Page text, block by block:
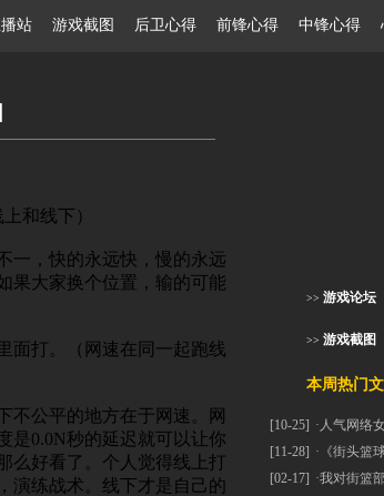
站 游戏截图 后卫心得 前锋心得 中锋心得
和线下）
一，快的永远快，慢的永远
果大家换个位置，输的可能
面打。（网速在同一起跑线
不公平的地方在于网速。网
是0.0N秒的延迟就可以让你
好看了。个人觉得线上打
演练战术。线下才是自己的
>> 游戏论坛
>> 游戏截图
本周热门文
[10-25] · 人气网络
[11-28] · 《街头篮
[02-17] ·我对街篮